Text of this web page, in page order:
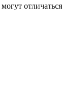
отличаться